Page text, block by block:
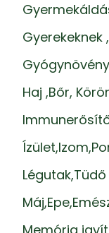
Gyerekeknek
Haj ,Bőr,